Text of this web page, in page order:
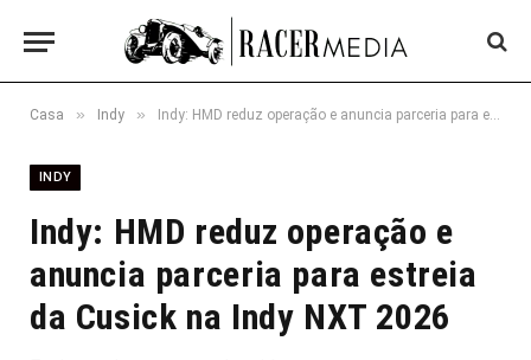
Casa » Indy » Indy: HMD reduz operação e anuncia parceria para estreia da Cusick na Indy NXT 2026
INDY
Indy: HMD reduz operação e
anuncia parceria para estreia
da Cusick na Indy NXT 2026